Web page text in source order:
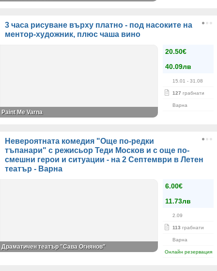
3 часа рисуване върху платно - под насоките на
ментор-художник, плюс чаша вино
20.50€
40.09лв
15.01 - 31.08
127 грабнати
Варна
Paint Me Varna
Невероятната комедия "Още по-редки
тъпанари" с режисьор Теди Москов и с още по-
смешни герои и ситуации - на 2 Септември в Летен
театър - Варна
6.00€
11.73лв
2.09
113 грабнати
Варна
Онлайн резервация
Драматичен театър "Сава Огнянов"